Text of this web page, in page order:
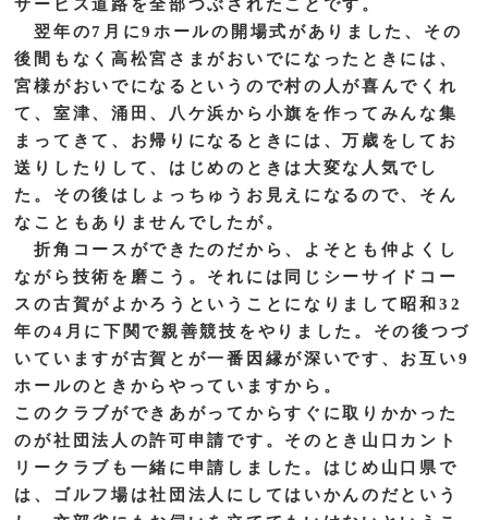
サービス道路を全部つぶされたことです。
翌年の7月に9ホールの開場式がありました、その
後間もなく高松宮さまがおいでになったときには、
宮様がおいでになるというので村の人が喜んでくれ
て、室津、涌田、八ケ浜から小旗を作ってみんな集
まってきて、お帰りになるときには、万歳をしてお
送りしたりして、はじめのときは大変な人気でし
た。その後はしょっちゅうお見えになるので、そん
なこともありませんでしたが。
折角コースができたのだから、よそとも仲よくし
ながら技術を磨こう。それには同じシーサイドコー
スの古賀がよかろうということになりまして昭和32
年の4月に下関で親善競技をやりました。その後つづ
いていますが古賀とが一番因縁が深いです、お互い9
ホールのときからやっていますから。
このクラブができあがってからすぐに取りかかった
のが社団法人の許可申請です。そのとき山口カント
リークラブも一緒に申請しました。はじめ山口県で
は、ゴルフ場は社団法人にしてはいかんのだという